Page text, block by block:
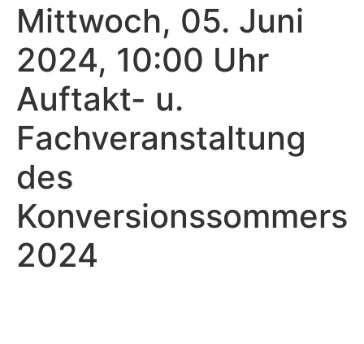
Mittwoch, 05. Juni
2024, 10:00 Uhr
Auftakt- u.
Fachveranstaltung
des
Konversionssommers
2024